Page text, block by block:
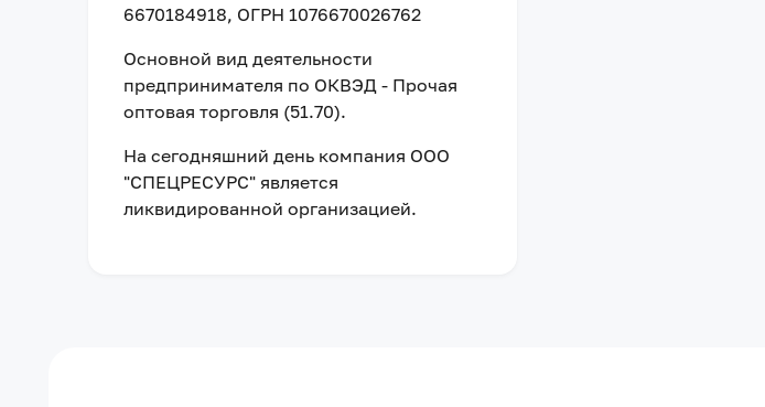
6670184918, ОГРН 1076670026762
Основной вид деятельности
предпринимателя по ОКВЭД - Прочая
оптовая торговля (51.70).
На сегодняшний день компания ООО
"СПЕЦРЕСУРС" является
ликвидированной организацией.